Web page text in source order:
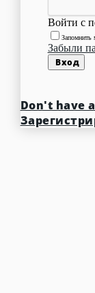
Войти с
Запомнить
Забыли
Вход
Don't have